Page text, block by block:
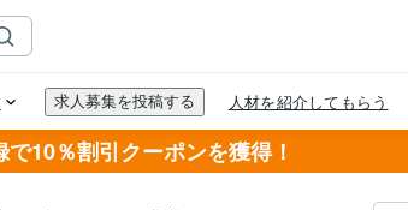
で10％割引クーポンを獲得！